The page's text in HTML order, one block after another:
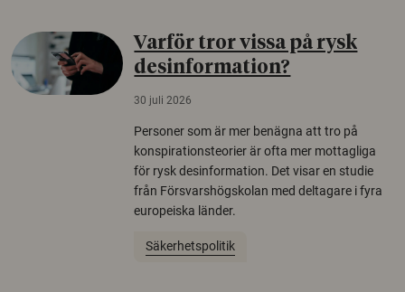
Varför tror vissa på rysk
desinformation?
30 juli 2026
Personer som är mer benägna att tro på
konspirationsteorier är ofta mer mottagliga
för rysk desinformation. Det visar en studie
från Försvarshögskolan med deltagare i fyra
europeiska länder.
Säkerhetspolitik